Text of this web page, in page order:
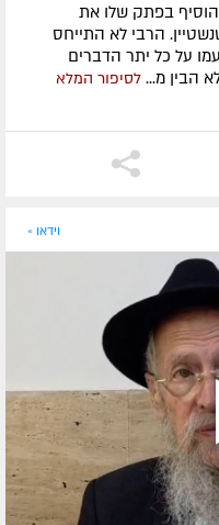
הוסיף בפתק שלו את
הרבי לא התייחס
על כל יתר הדברים
הבין מ... לסיפור המלא
וידאו »